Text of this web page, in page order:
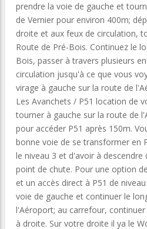
prendre la voie de gauche et
de Vernier pour environ 400m;
droite et aux feux de circulation,
Route de Pré-Bois. Continuez le
Bois, passer à travers plusieurs
circulation jusqu'à ce que vous
virage à gauche sur la route de
Les Avanchets / P51 location de
tourner à gauche sur la route de
pour accéder P51 après 150m.
bonne voie de se transformer en
le niveau 3 et d'avoir à descendre
point de chute. Pour une option
et un accès direct à P51 de
voie de gauche et continuer le
l'Aéroport; au carrefour,
à droite. Sur votre droite il ya le